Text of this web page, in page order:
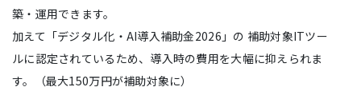
築・運用できます。
加えて「デジタル化・AI導入補助金2026」の 補助対象ITツー
ルに認定されているため、導入時の費用を大幅に抑えられま
す。（最大150万円が補助対象に）